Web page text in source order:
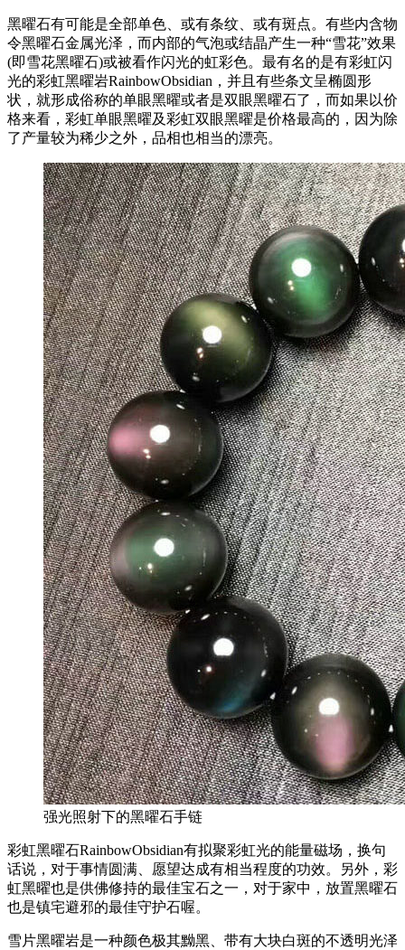
黑曜石有可能是全部单色、或有条纹、或有斑点。有些内含物
令黑曜石金属光泽，而内部的气泡或结晶产生一种“雪花”效果
(即雪花黑曜石)或被看作闪光的虹彩色。最有名的是有彩虹闪
光的彩虹黑曜岩RainbowObsidian，并且有些条文呈椭圆形
状，就形成俗称的单眼黑曜或者是双眼黑曜石了，而如果以价
格来看，彩虹单眼黑曜及彩虹双眼黑曜是价格最高的，因为除
了产量较为稀少之外，品相也相当的漂亮。
强光照射下的黑曜石手链
彩虹黑曜石RainbowObsidian有拟聚彩虹光的能量磁场，换句
话说，对于事情圆满、愿望达成有相当程度的功效。另外，彩
虹黑曜也是供佛修持的最佳宝石之一，对于家中，放置黑曜石
也是镇宅避邪的最佳守护石喔。
雪片黑曜岩是一种颜色极其黝黑、带有大块白斑的不透明光泽